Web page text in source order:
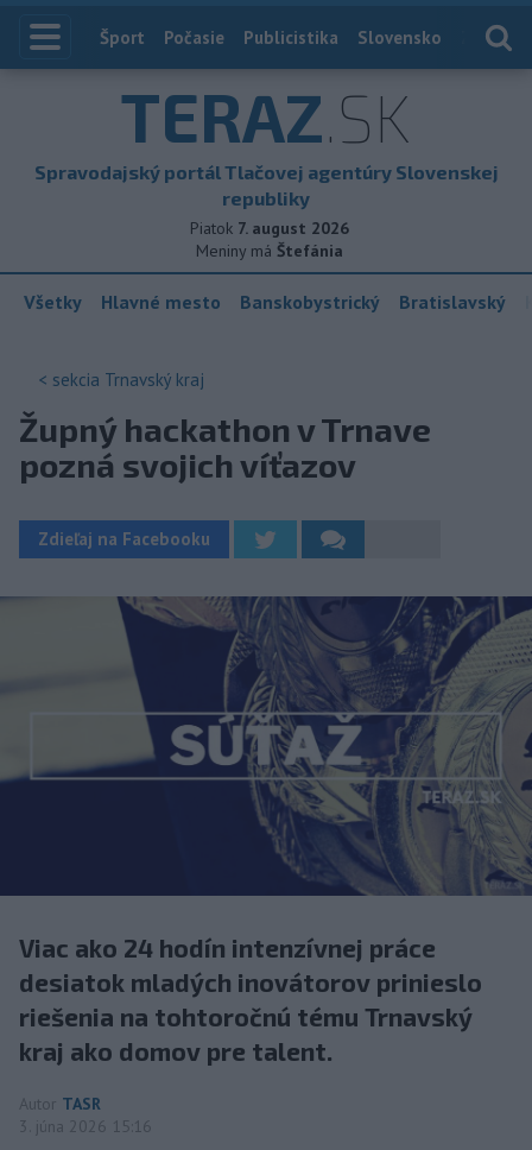
Index
Šport Počasie Publicistika Slovensko
TERAZ.SK
Spravodajský portál Tlačovej agentúry Slovenskej
republiky
Piatok 7. august 2026
Meniny má Štefánia
Všetky Hlavné mesto Banskobystrický Bratislavský
< sekcia Trnavský kraj
Župný hackathon v Trnave
pozná svojich víťazov
Zdieľaj na Facebooku
Viac ako 24 hodín intenzívnej práce
desiatok mladých inovátorov prinieslo
riešenia na tohtoročnú tému Trnavský
kraj ako domov pre talent.
Autor TASR
3. júna 2026 15:16